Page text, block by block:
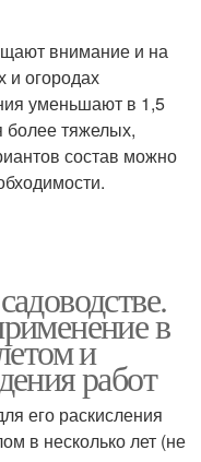
внимание и на
и огородах
уменьшают в 1,5
более тяжелых,
состав можно
в
и
работ
его раскисления
в несколько лет (не